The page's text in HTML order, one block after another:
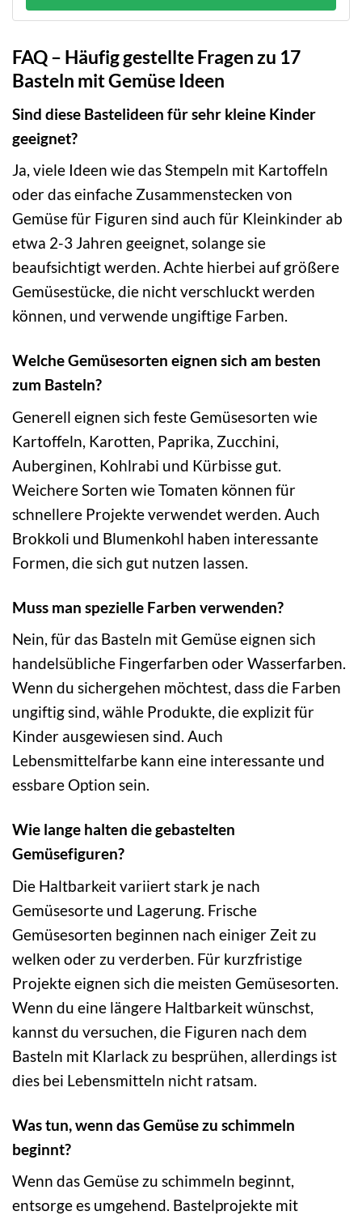
FAQ – Häufig gestellte Fragen zu 17
Basteln mit Gemüse Ideen
Sind diese Bastelideen für sehr kleine Kinder
geeignet?
Ja, viele Ideen wie das Stempeln mit Kartoffeln
oder das einfache Zusammenstecken von
Gemüse für Figuren sind auch für Kleinkinder ab
etwa 2-3 Jahren geeignet, solange sie
beaufsichtigt werden. Achte hierbei auf größere
Gemüsestücke, die nicht verschluckt werden
können, und verwende ungiftige Farben.
Welche Gemüsesorten eignen sich am besten
zum Basteln?
Generell eignen sich feste Gemüsesorten wie
Kartoffeln, Karotten, Paprika, Zucchini,
Auberginen, Kohlrabi und Kürbisse gut.
Weichere Sorten wie Tomaten können für
schnellere Projekte verwendet werden. Auch
Brokkoli und Blumenkohl haben interessante
Formen, die sich gut nutzen lassen.
Muss man spezielle Farben verwenden?
Nein, für das Basteln mit Gemüse eignen sich
handelsübliche Fingerfarben oder Wasserfarben.
Wenn du sichergehen möchtest, dass die Farben
ungiftig sind, wähle Produkte, die explizit für
Kinder ausgewiesen sind. Auch
Lebensmittelfarbe kann eine interessante und
essbare Option sein.
Wie lange halten die gebastelten
Gemüsefiguren?
Die Haltbarkeit variiert stark je nach
Gemüsesorte und Lagerung. Frische
Gemüsesorten beginnen nach einiger Zeit zu
welken oder zu verderben. Für kurzfristige
Projekte eignen sich die meisten Gemüsesorten.
Wenn du eine längere Haltbarkeit wünschst,
kannst du versuchen, die Figuren nach dem
Basteln mit Klarlack zu besprühen, allerdings ist
dies bei Lebensmitteln nicht ratsam.
Was tun, wenn das Gemüse zu schimmeln
beginnt?
Wenn das Gemüse zu schimmeln beginnt,
entsorge es umgehend. Bastelprojekte mit